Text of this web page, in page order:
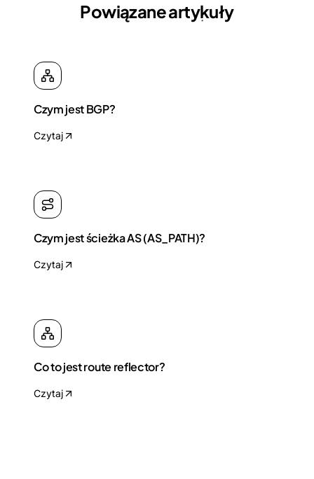
Powiązane artykuły
Czym jest BGP?
Czytaj
Czym jest ścieżka AS (AS_PATH)?
Czytaj
Co to jest route reflector?
Czytaj